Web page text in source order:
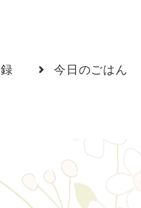
今日のごはん